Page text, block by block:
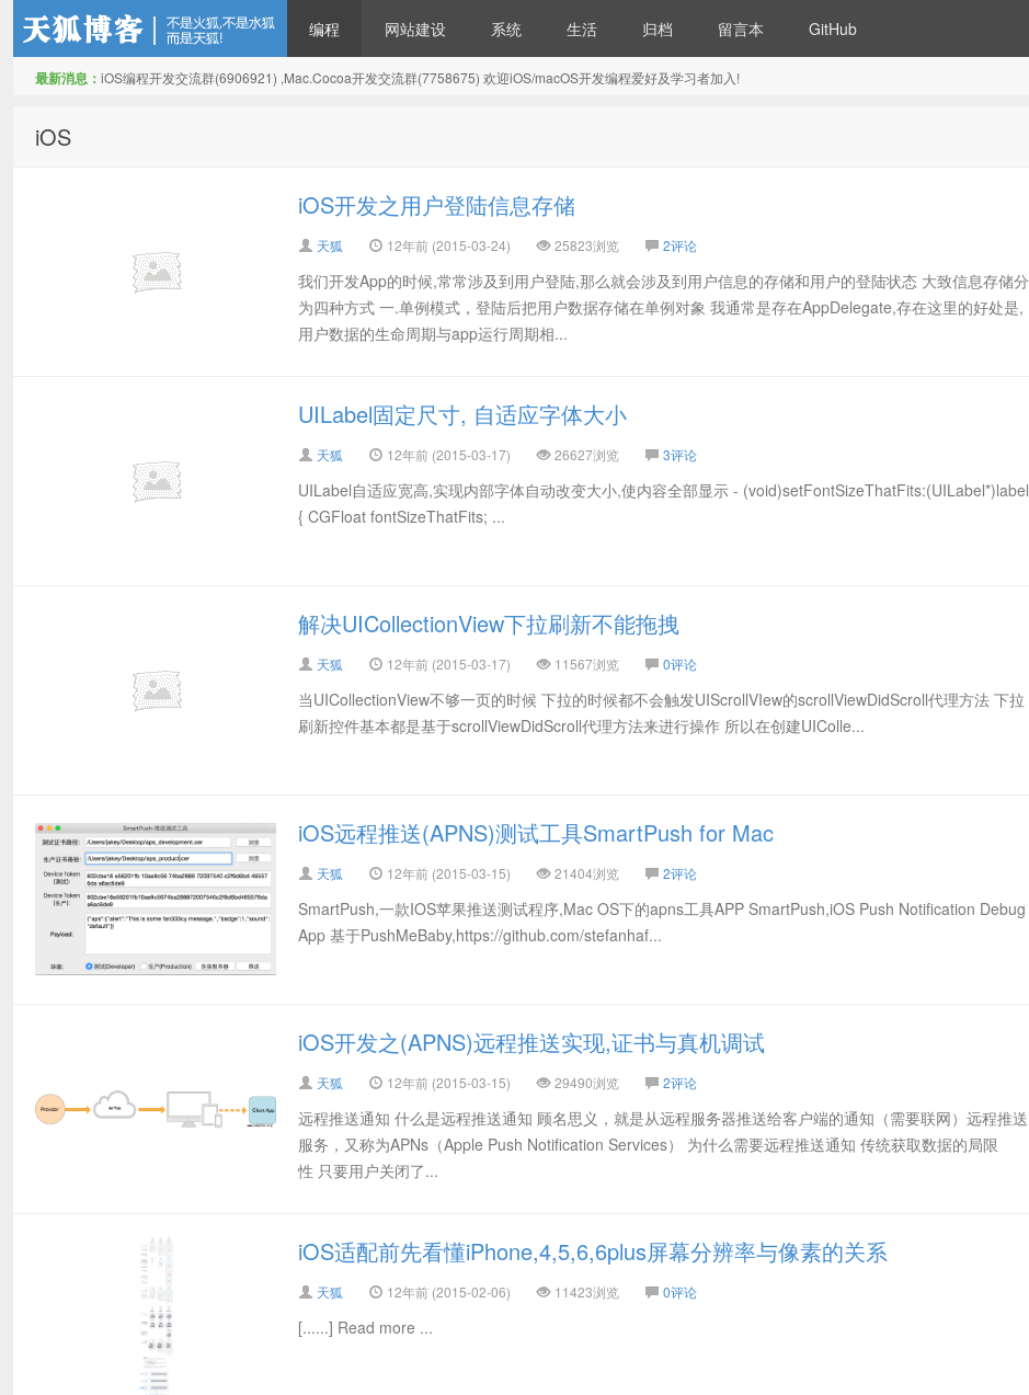
编程 网站建设 系统 生活 归档 留言本 GitHub
最新消息： iOS编程开发交流群(6906921) ,Mac.Cocoa开发交流群(7758675) 欢迎iOS/macOS开发编程爱好及学习者加入!
iOS
iOS开发之用户登陆信息存储
天狐 12年前 (2015-03-24) 25823浏览 2评论
我们开发App的时候,常常涉及到用户登陆,那么就会涉及到用户信息的存储和用户的登陆状态 大致信息存储分
为四种方式 一.单例模式，登陆后把用户数据存储在单例对象 我通常是存在AppDelegate,存在这里的好处是,
用户数据的生命周期与app运行周期相...
UILabel固定尺寸, 自适应字体大小
天狐 12年前 (2015-03-17) 26627浏览 3评论
UILabel自适应宽高,实现内部字体自动改变大小,使内容全部显示 - (void)setFontSizeThatFits:(UILabel*)label
{ CGFloat fontSizeThatFits; ...
解决UICollectionView下拉刷新不能拖拽
天狐 12年前 (2015-03-17) 11567浏览 0评论
当UICollectionView不够一页的时候 下拉的时候都不会触发UIScrollVIew的scrollViewDidScroll代理方法 下拉
刷新控件基本都是基于scrollViewDidScroll代理方法来进行操作 所以在创建UIColle...
iOS远程推送(APNS)测试工具SmartPush for Mac
天狐 12年前 (2015-03-15) 21404浏览 2评论
SmartPush,一款IOS苹果推送测试程序,Mac OS下的apns工具APP SmartPush,iOS Push Notification Debug
App 基于PushMeBaby,https://github.com/stefanhaf...
iOS开发之(APNS)远程推送实现,证书与真机调试
天狐 12年前 (2015-03-15) 29490浏览 2评论
远程推送通知 什么是远程推送通知 顾名思义，就是从远程服务器推送给客户端的通知（需要联网）远程推送
服务，又称为APNs（Apple Push Notification Services） 为什么需要远程推送通知 传统获取数据的局限
性 只要用户关闭了...
iOS适配前先看懂iPhone,4,5,6,6plus屏幕分辨率与像素的关系
天狐 12年前 (2015-02-06) 11423浏览 0评论
[......] Read more ...